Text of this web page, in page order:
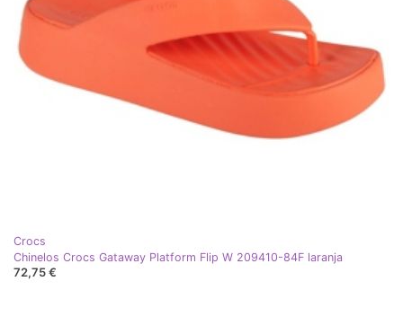
Crocs
Chinelos Crocs Gataway Platform Flip W 209410-84F laranja
72,75 €